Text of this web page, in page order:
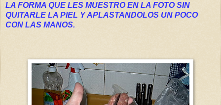
LA FORMA QUE LES MUESTRO EN LA FOTO SIN
QUITARLE LA PIEL Y APLASTANDOLOS UN POCO
CON LAS MANOS.